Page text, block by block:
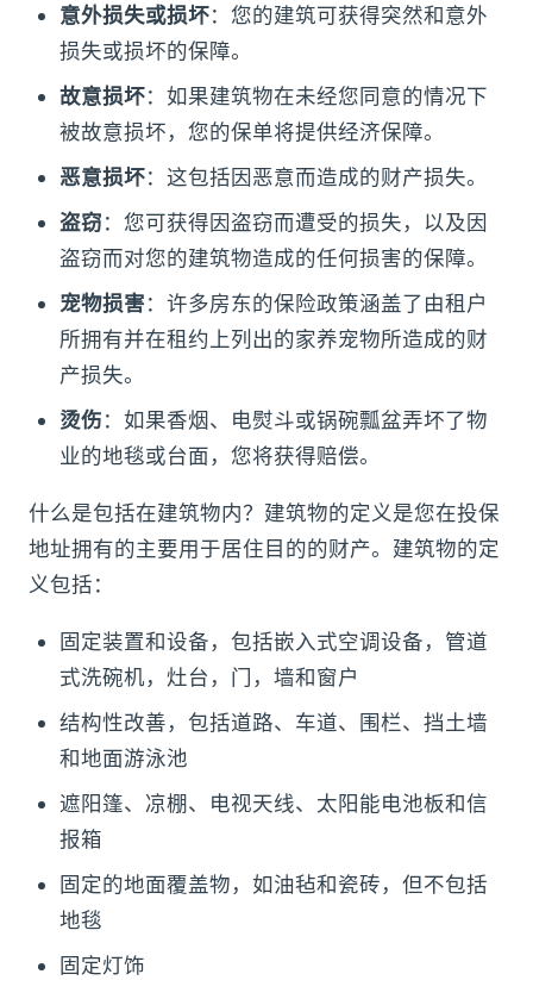
意外损失或损坏：您的建筑可获得突然和意外
损失或损坏的保障。
故意损坏：如果建筑物在未经您同意的情况下
被故意损坏，您的保单将提供经济保障。
恶意损坏：这包括因恶意而造成的财产损失。
盗窃：您可获得因盗窃而遭受的损失，以及因
盗窃而对您的建筑物造成的任何损害的保障。
宠物损害：许多房东的保险政策涵盖了由租户
所拥有并在租约上列出的家养宠物所造成的财
产损失。
烫伤：如果香烟、电熨斗或锅碗瓢盆弄坏了物
业的地毯或台面，您将获得赔偿。
什么是包括在建筑物内？建筑物的定义是您在投保
地址拥有的主要用于居住目的的财产。建筑物的定
义包括：
固定装置和设备，包括嵌入式空调设备，管道
式洗碗机，灶台，门，墙和窗户
结构性改善，包括道路、车道、围栏、挡土墙
和地面游泳池
遮阳篷、凉棚、电视天线、太阳能电池板和信
报箱
固定的地面覆盖物，如油毡和瓷砖，但不包括
地毯
固定灯饰